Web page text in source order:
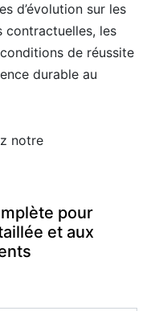
d’évolution sur les
contractuelles, les
de réussite
durable au
notre
pour
et aux